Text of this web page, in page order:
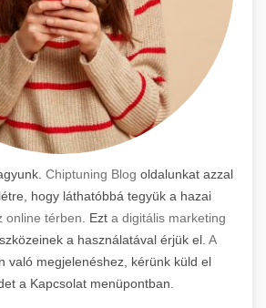
Chiptuning Blog oldalunkat azzal
hogy láthatóbbá tegyük a hazai
online térben . Ezt a digitális marketing
a használatával érjük el. A
való megjelenéshez, kérünk küld el
a Kapcsolat menüpontban.